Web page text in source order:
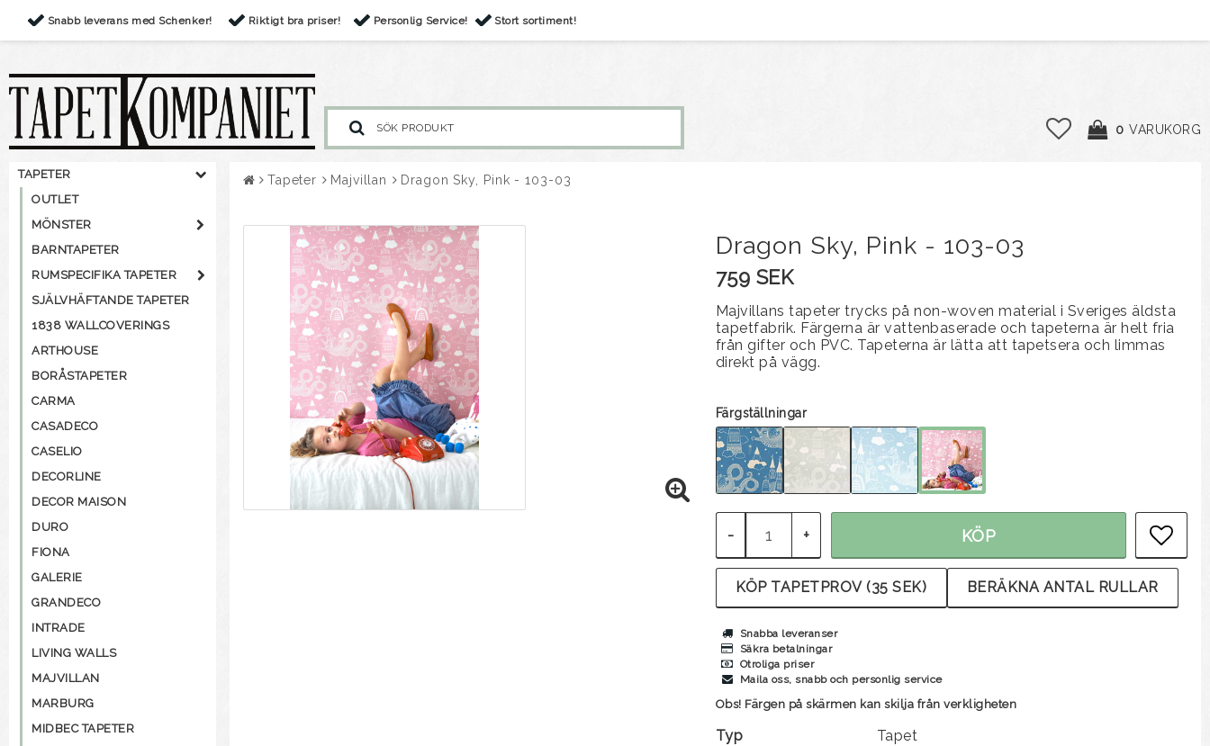
Snabb leverans med Schenker! Riktigt bra priser! Personlig Service! Stort sortiment!
0 VARUKORG
TAPETER
OUTLET
MÖNSTER
BARNTAPETER
RUMSPECIFIKA TAPETER
SJÄLVHÄFTANDE TAPETER
1838 WALLCOVERINGS
ARTHOUSE
BORÅSTAPETER
CARMA
CASADECO
CASELIO
DECORLINE
DECOR MAISON
DURO
FIONA
GALERIE
GRANDECO
INTRADE
LIVING WALLS
MAJVILLAN
MARBURG
MIDBEC TAPETER
Tapeter Majvillan Dragon Sky, Pink - 103-03
Dragon Sky, Pink - 103-03
759 SEK
Majvillans tapeter trycks på non-woven material i Sveriges äldsta
tapetfabrik. Färgerna är vattenbaserade och tapeterna är helt fria
från gifter och PVC. Tapeterna är lätta att tapetsera och limmas
direkt på vägg.
Färgställningar
- + KÖP
BERÄKNA ANTAL RULLAR
KÖP TAPETPROV (35 SEK)
Snabba leveranser
Säkra betalningar
Otroliga priser
Maila oss, snabb och personlig service
Obs! Färgen på skärmen kan skilja från verkligheten
Typ
Tapet